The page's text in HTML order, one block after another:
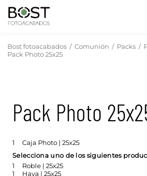
Bost fotoacabados / Comunión / Packs /
Pack Photo 25x25
Pack Photo
1
Caja Photo | 25x25
Selecciona uno de los siguientes
1
Roble | 25x25
1
Haya | 25x25